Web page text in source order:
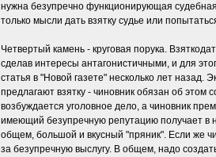
нужна безупречно функционирующая
только мысли дать взятку судье или
Четвертый камень - круговая порука.
сделав интересы антагонистичными, и для
статья в "Новой газете" несколько лет назад.
предлагают взятку - чиновник обязан об
возбуждается уголовное дело, а чиновник
имеющий безупречную репутацию получает в
общем, большой и вкусный "пряник". Если же
за безупречную выслугу. В общем, надо